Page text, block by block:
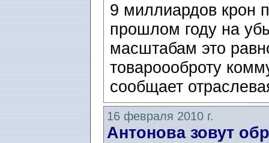
9 миллиардов крон
прошлом году на
масштабам это
товароооброту
сообщает
16 февраля 2010 г.
Антонова зовут